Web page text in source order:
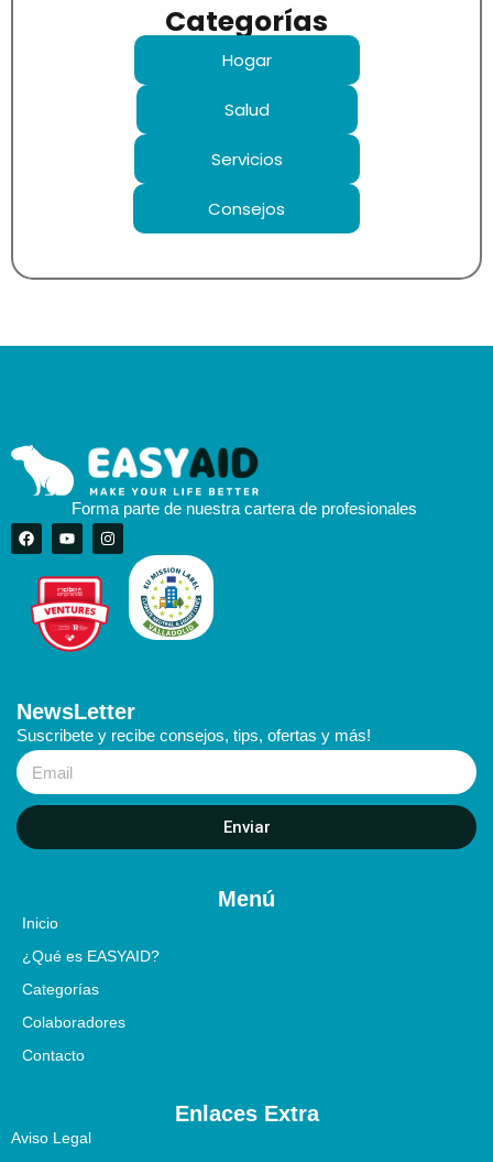
Categorías
Hogar
Salud
Servicios
Consejos
Forma parte de nuestra cartera de profesionales
NewsLetter
Suscribete y recibe consejos, tips, ofertas y más!
Enviar
Menú
Inicio
¿Qué es EASYAID?
Categorías
Colaboradores
Contacto
Enlaces Extra
Aviso Legal